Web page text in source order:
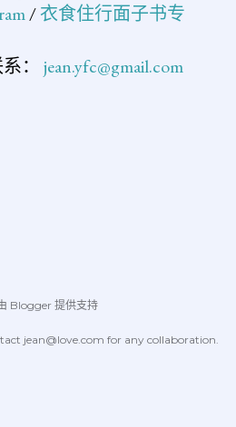
/衣食住行面子书专
： jean.yfc@gmail.com
Blogger 提供支持
jean@love.com for any collaboration.